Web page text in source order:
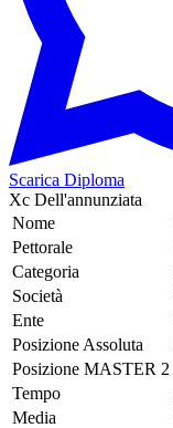
Scarica Diploma
Xc Dell'annunziata
Nome
Pettorale
Categoria
Società
Ente
Posizione Assoluta
Posizione MASTER 2
Tempo
Media